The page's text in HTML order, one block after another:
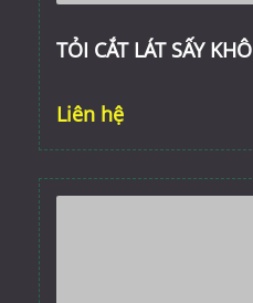
TỎI CẮT LÁT SẤY KHÔ
Liên hệ